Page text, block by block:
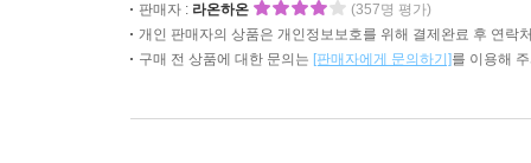
판매자 : 라온하온
(357명 평가)
개인 판매자의 상품은 개인정보보호를 위해 결제완료 후 연락
구매 전 상품에 대한 문의는 [판매자에게 문의하기]를 이용해